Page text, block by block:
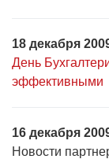
18 декабря
День
эффективными
16 декабря
Новости